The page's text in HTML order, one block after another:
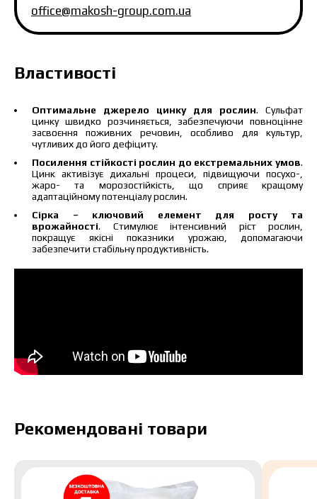
office@makosh-group.com.ua
Властивості
Оптимальне джерело цинку для рослин. Сульфат
цинку швидко розчиняється, забезпечуючи повноцінне
засвоєння поживних речовин, особливо для культур,
чутливих до його дефіциту.
Посилення стійкості рослин до екстремальних умов.
Цинк активізує дихальні процеси, підвищуючи посухо-,
жаро- та морозостійкість, що сприяє кращому
адаптаційному потенціалу рослин.
Сірка – ключовий елемент для росту та
врожайності. Стимулює інтенсивний ріст рослин,
покращує якісні показники урожаю, допомагаючи
забезпечити стабільну продуктивність.
Рекомендовані товари
Для прорахунку індивідуальної ціни заповніть
дані:
Замовити
Я ознайомився та приймаю політику
захисту персональних даних.
Я ознайомився та приймаю політику
захисту персональних даних.
Завантажити каталог